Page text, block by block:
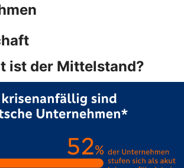
ist der Mittelstand?